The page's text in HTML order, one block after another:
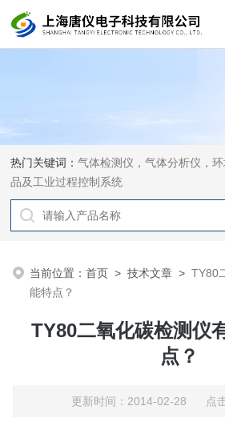
热门关键词：气体检测仪，气体分析仪，
品及工业过程控制系统
当前位置：首页 >技术文章 >TY80
能特点？
TY80二氧化碳检测仪
点？
更新时间：2014-02-28 点